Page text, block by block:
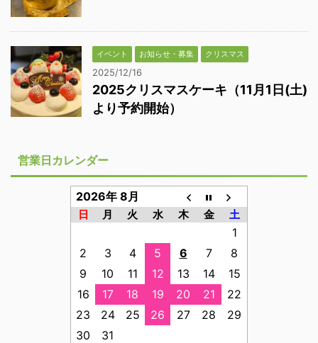
イベント お知らせ・募集 クリスマス
2025/12/16
2025クリスマスケーキ（11月1日(土)
より予約開始）
営業日カレンダー
2026年 8月
日 月 火 水 木 金 土
1
2
3 4 5 6 7
8
9
10 11 12 13 14
15
16
17 18 19 20 21
22
23
24 25 26 27 28
29
30
31